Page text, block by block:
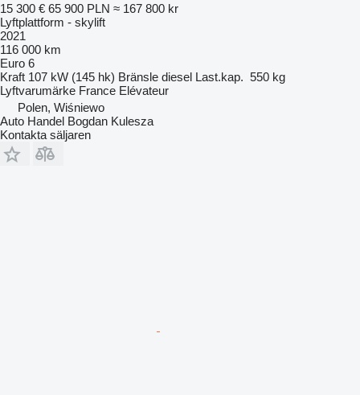
15 300 € 65 900 PLN ≈ 167 800 kr
Lyftplattform - skylift
2021
116 000 km
Euro 6
Kraft 107 kW (145 hk) Bränsle diesel Last.kap. 550 kg
Lyftvarumärke France Elévateur
Polen, Wiśniewo
Auto Handel Bogdan Kulesza
Kontakta säljaren